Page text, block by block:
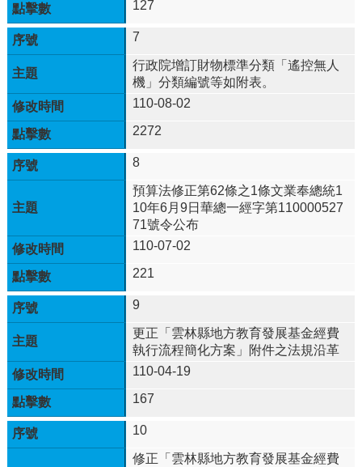
中
心
校
園
態
認
識
本
行
政
處
室
學
生
各
項
規
範
辦
法
學
127
7
行政院增訂財物標準分類「遙控無人
機」分類編號等如附表。
110-08-02
2272
8
預算法修正第62條之1條文業奉總統1
10年6月9日華總一經字第110000527
71號令公布
110-07-02
221
9
更正「雲林縣地方教育發展基金經費
執行流程簡化方案」附件之法規沿革
110-04-19
167
10
修正「雲林縣地方教育發展基金經費